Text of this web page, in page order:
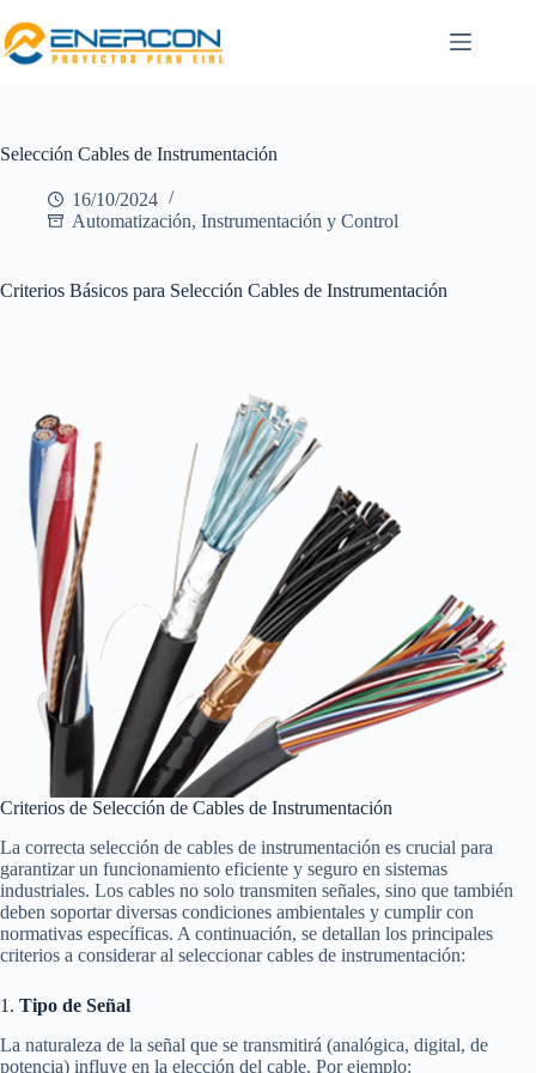
Selección Cables de Instrumentación
16/10/2024
Automatización, Instrumentación y Control
Criterios Básicos para Selección Cables de Instrumentación
Criterios de Selección de Cables de Instrumentación
La correcta selección de cables de instrumentación es crucial para
garantizar un funcionamiento eficiente y seguro en sistemas
industriales. Los cables no solo transmiten señales, sino que también
deben soportar diversas condiciones ambientales y cumplir con
normativas específicas. A continuación, se detallan los principales
criterios a considerar al seleccionar cables de instrumentación:
1. Tipo de Señal
La naturaleza de la señal que se transmitirá (analógica, digital, de
potencia) influye en la elección del cable. Por ejemplo: